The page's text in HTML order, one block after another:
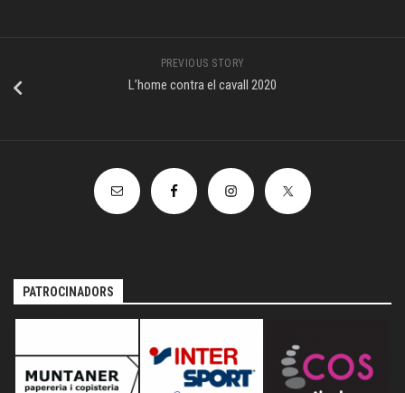
PREVIOUS STORY
L’home contra el cavall 2020
PATROCINADORS